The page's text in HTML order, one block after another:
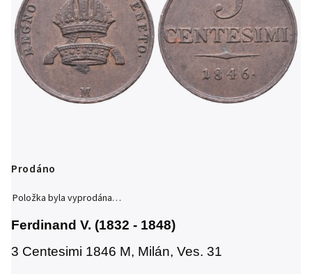
Prodáno
Položka byla vyprodána…
Ferdinand V. (1832 - 1848)
3 Centesimi 1846 M, Milán, Ves. 31